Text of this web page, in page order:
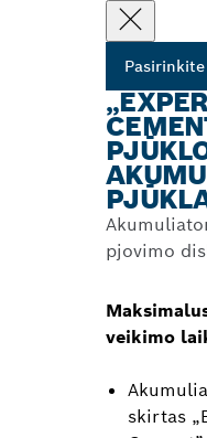
pjovimo
veikimo
skirtas